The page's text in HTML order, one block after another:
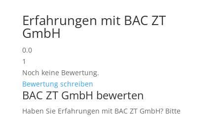
Erfahrungen mit BAC ZT
GmbH
0.0
1
Noch keine Bewertung.
Bewertung schreiben
BAC ZT GmbH bewerten
Haben Sie Erfahrungen mit BAC ZT GmbH? Bitte